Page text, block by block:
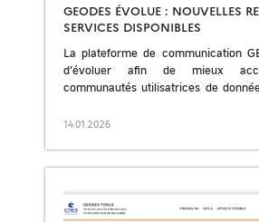
GEODES ÉVOLUE : NOUVELLES
SERVICES DISPONIBLES
La plateforme de communication
d’évoluer afin de mieux
communautés utilisatrices de
désormais accessibles pour faciliter […]
14.01.2026